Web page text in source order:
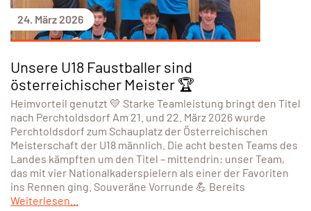
24. März 2026
Unsere U18 Faustballer sind
österreichischer Meister 🏆
Heimvorteil genutzt 💛 Starke Teamleistung bringt den Titel
nach Perchtoldsdorf Am 21. und 22. März 2026 wurde
Perchtoldsdorf zum Schauplatz der Österreichischen
Meisterschaft der U18 männlich. Die acht besten Teams des
Landes kämpften um den Titel – mittendrin: unser Team,
das mit vier Nationalkaderspielern als einer der Favoriten
ins Rennen ging. Souveräne Vorrunde 💪 Bereits
Weiterlesen...